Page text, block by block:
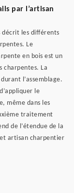
par l’artisan
décrit les différents
Le
en bois est un
charpentes. La
l’assemblage.
le
même dans les
traitement
de l’étendue de la
artisan charpentier